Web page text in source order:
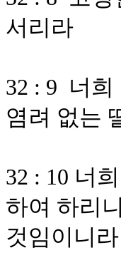
서리라
32 : 9 너희
염려 없는
32 : 10 너
하여 하리
것임이니라